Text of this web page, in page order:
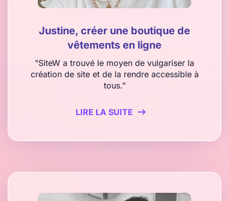
Justine, créer une boutique de
vêtements en ligne
"SiteW a trouvé le moyen de vulgariser la
création de site et de la rendre accessible à
tous.”
LIRE LA SUITE 